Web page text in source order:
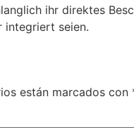
ihr direktes
integriert seien.
están marcados con